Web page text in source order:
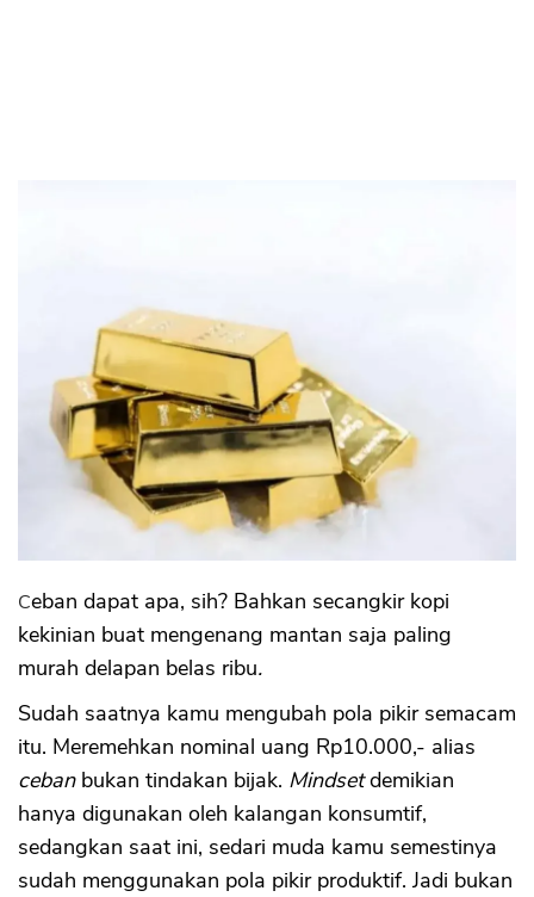
Asuransi Kesehatan
Asuransi Syariah
Ceban dapat apa, sih? Bahkan secangkir kopi
kekinian buat mengenang mantan saja paling
murah delapan belas ribu.
Sudah saatnya kamu mengubah pola pikir semacam
itu. Meremehkan nominal uang Rp10.000,- alias
cebanbukan tindakan bijak. Mindsetdemikian
hanya digunakan oleh kalangan konsumtif,
sedangkan saat ini, sedari muda kamu semestinya
sudah menggunakan pola pikir produktif. Jadi bukan